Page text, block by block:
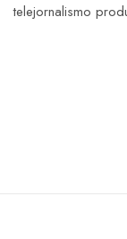
telejornalismo